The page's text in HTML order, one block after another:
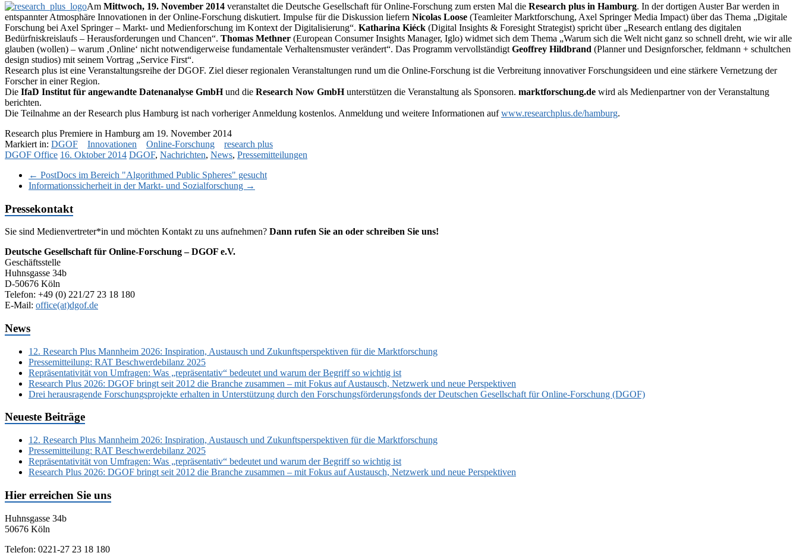
Am Mittwoch, 19. November 2014 veranstaltet die Deutsche Gesellschaft für Online-Forschung zum ersten Mal die Research plus in Hamburg. In der dortigen Auster Bar werden in
entspannter Atmosphäre Innovationen in der Online-Forschung diskutiert. Impulse für die Diskussion liefern Nicolas Loose (Teamleiter Marktforschung, Axel Springer Media Impact) über das Thema „Digitale
Forschung bei Axel Springer – Markt- und Medienforschung im Kontext der Digitalisierung“. Katharina Kiéck (Digital Insights & Foresight Strategist) spricht über „Research entlang des digitalen
Bedürfniskreislaufs – Herausforderungen und Chancen“. Thomas Methner (European Consumer Insights Manager, Iglo) widmet sich dem Thema „Warum sich die Welt nicht ganz so schnell dreht, wie wir alle
glauben (wollen) – warum ‚Online‘ nicht notwendigerweise fundamentale Verhaltensmuster verändert“. Das Programm vervollständigt Geoffrey Hildbrand (Planner und Designforscher, feldmann + schultchen
design studios) mit seinem Vortrag „Service First“.
Research plus ist eine Veranstaltungsreihe der DGOF. Ziel dieser regionalen Veranstaltungen rund um die Online-Forschung ist die Verbreitung innovativer Forschungsideen und eine stärkere Vernetzung der
Forscher in einer Region.
Die IfaD Institut für angewandte Datenanalyse GmbHund die Research Now GmbHunterstützen die Veranstaltung als Sponsoren. marktforschung.de wird als Medienpartner von der Veranstaltung
berichten.
Die Teilnahme an der Research plus Hamburg ist nach vorheriger Anmeldung kostenlos. Anmeldung und weitere Informationen aufwww.researchplus.de/hamburg.
Research plus Premiere in Hamburg am 19. November 2014
Markiert in: DGOF Innovationen Online-Forschung
research plus
DGOF Office 16. Oktober 2014 DGOF, Nachrichten, News, Pressemitteilungen
← PostDocs im Bereich "Algorithmed Public Spheres" gesucht
Informationssicherheit in der Markt- und Sozialforschung →
Pressekontakt
Sie sind Medienvertreter*in und möchten Kontakt zu uns aufnehmen? Dann rufen Sie an oder schreiben Sie uns!
Deutsche Gesellschaft für Online-Forschung – DGOF e.V.
Geschäftsstelle
Huhnsgasse 34b
D-50676 Köln
Telefon: +49 (0) 221/27 23 18 180
E-Mail: office(at)dgof.de
News
12. Research Plus Mannheim 2026: Inspiration, Austausch und Zukunftsperspektiven für die Marktforschung
Pressemitteilung: RAT Beschwerdebilanz 2025
Repräsentativität von Umfragen: Was „repräsentativ“ bedeutet und warum der Begriff so wichtig ist
Research Plus 2026: DGOF bringt seit 2012 die Branche zusammen – mit Fokus auf Austausch, Netzwerk und neue Perspektiven
Drei herausragende Forschungsprojekte erhalten in Unterstützung durch den Forschungsförderungsfonds der Deutschen Gesellschaft für Online-Forschung (DGOF)
Neueste Beiträge
12. Research Plus Mannheim 2026: Inspiration, Austausch und Zukunftsperspektiven für die Marktforschung
Pressemitteilung: RAT Beschwerdebilanz 2025
Repräsentativität von Umfragen: Was „repräsentativ“ bedeutet und warum der Begriff so wichtig ist
Research Plus 2026: DGOF bringt seit 2012 die Branche zusammen – mit Fokus auf Austausch, Netzwerk und neue Perspektiven
Hier erreichen Sie uns
Huhnsgasse 34b
50676 Köln
Telefon: 0221-27 23 18 180